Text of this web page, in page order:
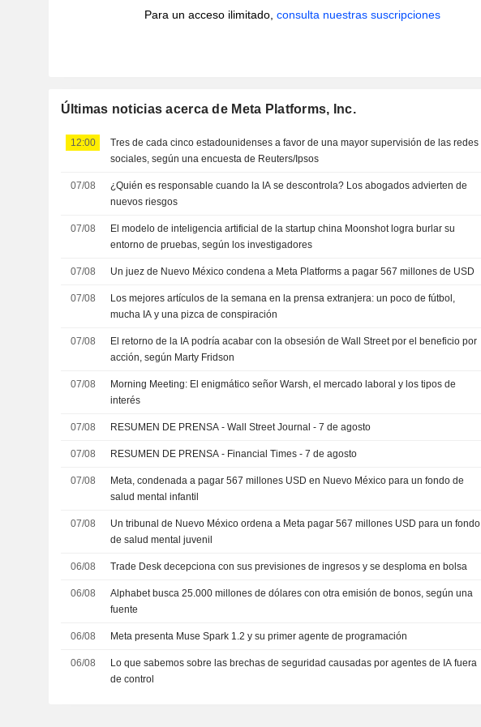
Para un acceso ilimitado, consulta nuestras suscripciones
Últimas noticias acerca de Meta Platforms, Inc.
12:00
Tres de cada cinco estadounidenses a favor de una mayor supervisión de las redes
sociales, según una encuesta de Reuters/Ipsos
07/08
¿Quién es responsable cuando la IA se descontrola? Los abogados advierten de
nuevos riesgos
07/08
El modelo de inteligencia artificial de la startup china Moonshot logra burlar su
entorno de pruebas, según los investigadores
07/08 Un juez de Nuevo México condena a Meta Platforms a pagar 567 millones de USD
07/08
Los mejores artículos de la semana en la prensa extranjera: un poco de fútbol,
mucha IA y una pizca de conspiración
07/08
El retorno de la IA podría acabar con la obsesión de Wall Street por el beneficio por
acción, según Marty Fridson
07/08
Morning Meeting: El enigmático señor Warsh, el mercado laboral y los tipos de
interés
07/08 RESUMEN DE PRENSA - Wall Street Journal - 7 de agosto
07/08 RESUMEN DE PRENSA - Financial Times - 7 de agosto
07/08
Meta, condenada a pagar 567 millones USD en Nuevo México para un fondo de
salud mental infantil
07/08
Un tribunal de Nuevo México ordena a Meta pagar 567 millones USD para un fondo
de salud mental juvenil
06/08 Trade Desk decepciona con sus previsiones de ingresos y se desploma en bolsa
06/08
Alphabet busca 25.000 millones de dólares con otra emisión de bonos, según una
fuente
06/08 Meta presenta Muse Spark 1.2 y su primer agente de programación
06/08
Lo que sabemos sobre las brechas de seguridad causadas por agentes de IA fuera
de control